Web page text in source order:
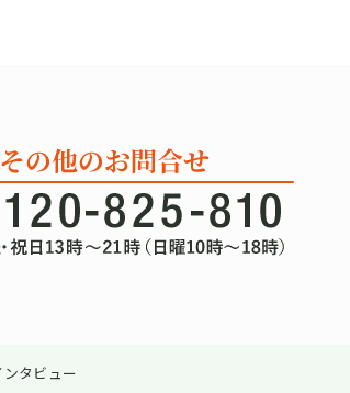
タビュー